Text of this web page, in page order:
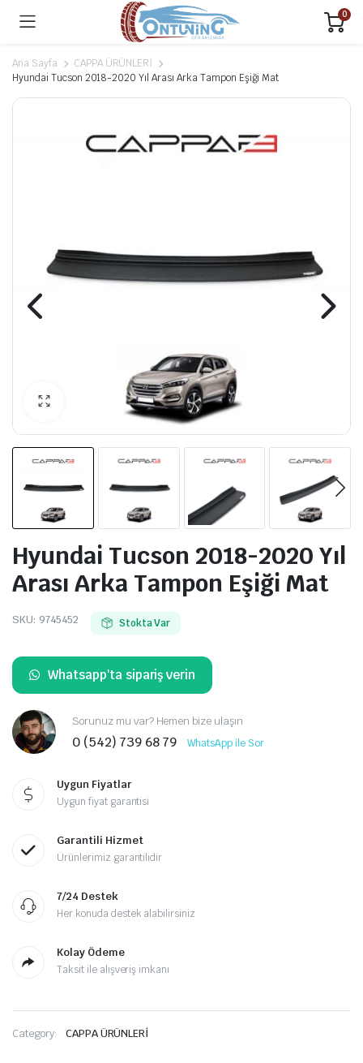
0
Ana Sayfa
CAPPA ÜRÜNLERİ
Hyundai Tucson 2018-2020 Yıl Arası Arka Tampon Eşiği Mat
Hyundai Tucson 2018-2020 Yıl
Arası Arka Tampon Eşiği Mat
SKU: 9745452 Stokta Var
Whatsapp'ta sipariş verin
Sorunuz mu var? Hemen bize ulaşın
0 (542) 739 68 79 WhatsApp ile Sor
Uygun Fiyatlar
Uygun fiyat garantisi
Garantili Hizmet
Ürünlerimiz garantilidir
7/24 Destek
Her konuda destek alabilirsiniz
Kolay Ödeme
Taksit ile alışveriş imkanı
Category: CAPPA ÜRÜNLERİ